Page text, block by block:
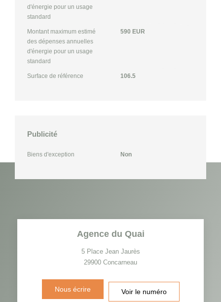
d'énergie pour un usage
standard
Montant maximum estimé
des dépenses annuelles
d'énergie pour un usage
standard
590 EUR
Surface de référence 106.5
Publicité
Biens d'exception Non
Agence du Quai
5 Place Jean Jaurès
29900 Concarneau
Nous écrire Voir le numéro